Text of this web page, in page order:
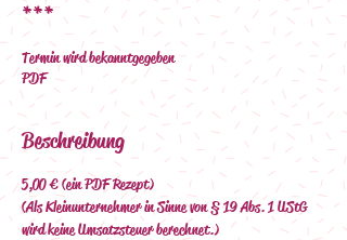
***
Termin wird bekanntgegeben
PDF
Beschreibung
5,00 € (ein PDF Rezept)
(Als Kleinunternehmer in Sinne von § 19 Abs. 1 UStG
wird keine Umsatzsteuer berechnet.)